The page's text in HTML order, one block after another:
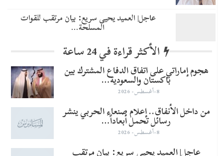
عاجل| العميد يحيى سريع: بيان مرتقب للقوات
المسلحة…
الأكثر قراءة في 24 ساعة
هجوم إماراتي على اتفاق الدفاع المشترك بين
باكستان والسعودية…
8-أغسطس- 2026
من داخل الأنفاق.. إعلام صنعاء الحربي ينشر
رسائل تحمل أبعاداً…
8-أغسطس- 2026
عاجل| العميد يحيى سريع: بيان مرتقب